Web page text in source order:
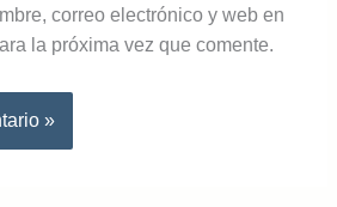
correo electrónico y web en
la próxima vez que comente.